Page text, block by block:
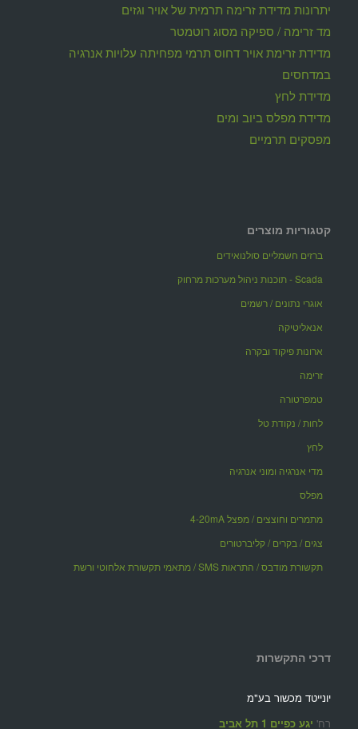
יתרונות מדידת זרימה תרמית של אויר וגזים
מד זרימה / ספיקה מסוג רוטמטר
מדידת זרימת אויר דחוס תרמי מפחיתה עלויות אנרגיה
במדחסים
מדידת לחץ
מדידת מפלס ביוב ומים
מפסקים תרמיים
קטגוריות מוצרים
ברזים חשמליים סולנואידים
Scada - תוכנות ניהול מערכות מרחוק
אוגרי נתונים / רשמים
אנאליטיקה
ארונות פיקוד ובקרה
זרימה
טמפרטורה
לחות / נקודת טל
לחץ
מדי אנרגיה ומוני אנרגיה
מפלס
מתמרים וחוצצים / מפצל 4-20mA
צגים / בקרים / קליברטורים
תקשורת מודבס / התראות SMS / מתאמי תקשורת אלחוטי ורשת
דרכי התקשרות
יונייטד מכשור בע"מ
רח' יגע כפיים 1 תל אביב